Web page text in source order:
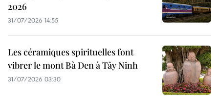
2026
31/07/2026 14:55
Les céramiques spirituelles font
vibrer le mont Bà Den à Tây Ninh
31/07/2026 03:30